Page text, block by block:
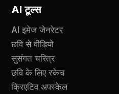
AI टूल्स
AI इमेज जेनरेटर
छवि से वीडियो
सुसंगत चरित्र
छवि के लिए स्केच
क्रिएटिव अपस्केल